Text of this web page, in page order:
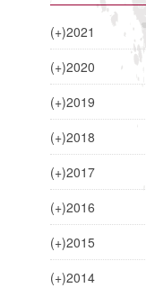
(+)2021
(+)2020
(+)2019
(+)2018
(+)2017
(+)2016
(+)2015
(+)2014